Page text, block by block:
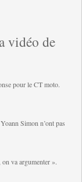
vidéo de
pour le CT moto.
Simon n’ont pas
va argumenter ».